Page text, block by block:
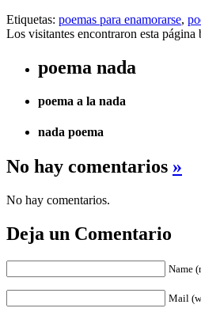
Etiquetas: poemas para enamorarse,
Los visitantes encontraron esta página
poema nada
poema a la nada
nada poema
No hay comentarios »
No hay comentarios.
Deja un Comentario
Name
Mail